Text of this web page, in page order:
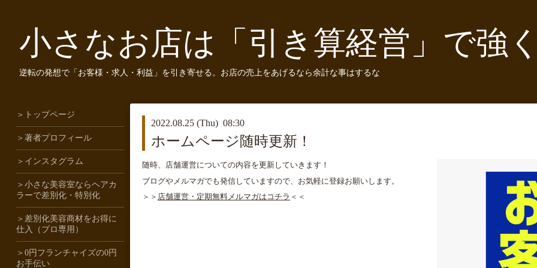
小さなお店は「引き算経営」で強
逆転の発想で「お客様・求人・利益」を引き寄せる。お店の売上をあげるなら余計な事はするな
2022.08.25 (Thu) 08:30
ホームページ随時更新！
随時、店舗運営についての内容を更新していきます！
ブログやメルマガでも発信していますので、お気軽に登録お願いします。
＞＞ 店舗運営・定期無料メルマガはコチラ ＜＜
＞トップページ
＞著者プロフィール
＞インスタグラム
＞小さな美容室ならヘアカ
ラーで差別化・特別化
＞差別化美容商材をお得に
仕入（プロ専用）
＞0円フランチャイズの0円
お手伝い